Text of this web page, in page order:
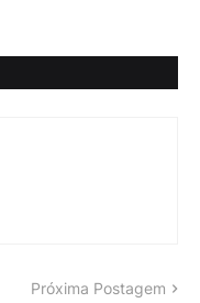
Próxima Postagem